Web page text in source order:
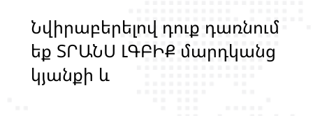
Նվիրաբերելով դոք դառնոմ
եք ՏՐԱՆՍ ԼԳԲԻՔ մարդկանց
կյանքի և